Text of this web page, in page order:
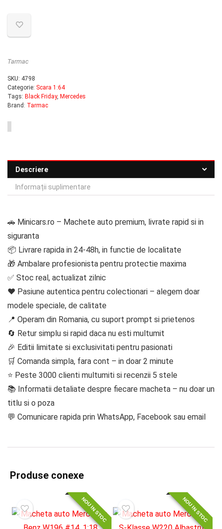
Tarmac
SKU: 4798
Categorie: Scara 1:64
Tags: Black Friday, Mercedes
Brand: Tarmac
Descriere
Informații suplimentare
🚗 Minicars.ro – Machete auto premium, livrate rapid si in
siguranta
📦 Livrare rapida in 24-48h, in functie de localitate
🎁 Ambalare profesionista pentru protectie maxima
✅ Stoc real, actualizat zilnic
❤️ Pasiune autentica pentru colectionari – alegem doar
modele speciale, de calitate
📍 Operam din Romania, cu suport prompt si prietenos
🔄 Retur simplu si rapid daca nu esti multumit
🎉 Editii limitate si exclusivitati pentru pasionati
🛒 Comanda simpla, fara cont – in doar 2 minute
⭐ Peste 3000 clienti multumiti si recenzii 5 stele
📚 Informatii detaliate despre fiecare macheta – nu doar un
titlu si o poza
💬 Comunicare rapida prin WhatsApp, Facebook sau email
Produse conexe
NOU IN STOC NOU IN STOC